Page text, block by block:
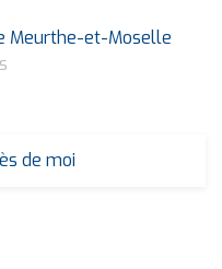
Meurthe-et-Moselle
de moi